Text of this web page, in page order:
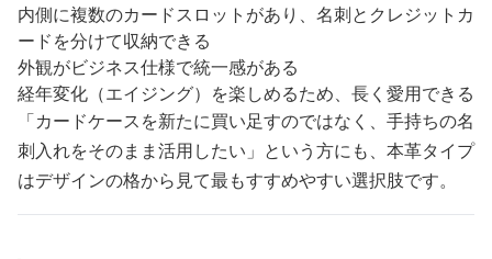
内側に複数のカードスロットがあり、名刺とクレジットカ
ードを分けて収納できる
外観がビジネス仕様で統一感がある
経年変化（エイジング）を楽しめるため、長く愛用できる
「カードケースを新たに買い足すのではなく、手持ちの名
刺入れをそのまま活用したい」という方にも、本革タイプ
はデザインの格から見て最もすすめやすい選択肢です。